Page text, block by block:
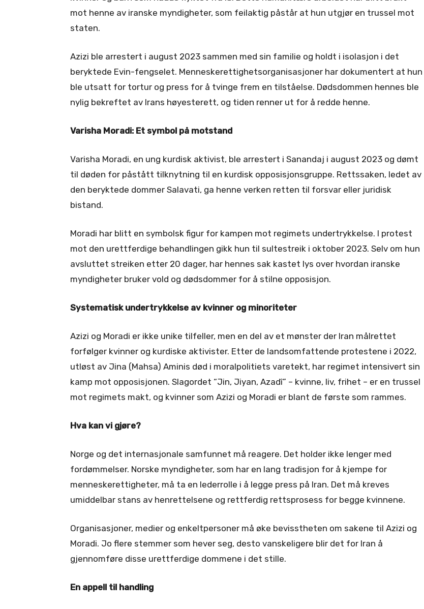
mot henne av iranske myndigheter, som feilaktig påstår at hun utgjør en trussel mot
staten.
Azizi ble arrestert i august 2023 sammen med sin familie og holdt i isolasjon i det
beryktede Evin-fengselet. Menneskerettighetsorganisasjoner har dokumentert at hun
ble utsatt for tortur og press for å tvinge frem en tilståelse. Dødsdommen hennes ble
nylig bekreftet av Irans høyesterett, og tiden renner ut for å redde henne.
Varisha Moradi: Et symbol på motstand
Varisha Moradi, en ung kurdisk aktivist, ble arrestert i Sanandaj i august 2023 og dømt
til døden for påstått tilknytning til en kurdisk opposisjonsgruppe. Rettssaken, ledet av
den beryktede dommer Salavati, ga henne verken retten til forsvar eller juridisk
bistand.
Moradi har blitt en symbolsk figur for kampen mot regimets undertrykkelse. I protest
mot den urettferdige behandlingen gikk hun til sultestreik i oktober 2023. Selv om hun
avsluttet streiken etter 20 dager, har hennes sak kastet lys over hvordan iranske
myndigheter bruker vold og dødsdommer for å stilne opposisjon.
Systematisk undertrykkelse av kvinner og minoriteter
Azizi og Moradi er ikke unike tilfeller, men en del av et mønster der Iran målrettet
forfølger kvinner og kurdiske aktivister. Etter de landsomfattende protestene i 2022,
utløst av Jina (Mahsa) Aminis død i moralpolitiets varetekt, har regimet intensivert sin
kamp mot opposisjonen. Slagordet “Jin, Jiyan, Azadî” – kvinne, liv, frihet – er en trussel
mot regimets makt, og kvinner som Azizi og Moradi er blant de første som rammes.
Hva kan vi gjøre?
Norge og det internasjonale samfunnet må reagere. Det holder ikke lenger med
fordømmelser. Norske myndigheter, som har en lang tradisjon for å kjempe for
menneskerettigheter, må ta en lederrolle i å legge press på Iran. Det må kreves
umiddelbar stans av henrettelsene og rettferdig rettsprosess for begge kvinnene.
Organisasjoner, medier og enkeltpersoner må øke bevisstheten om sakene til Azizi og
Moradi. Jo flere stemmer som hever seg, desto vanskeligere blir det for Iran å
gjennomføre disse urettferdige dommene i det stille.
En appell til handling